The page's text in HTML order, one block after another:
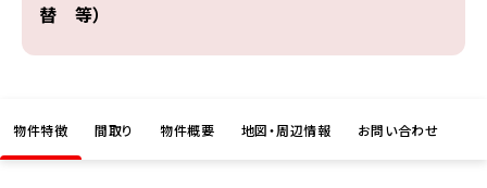
替 等）
物件特徴 間取り 物件概要 地図・周辺情報 お問い合わせ